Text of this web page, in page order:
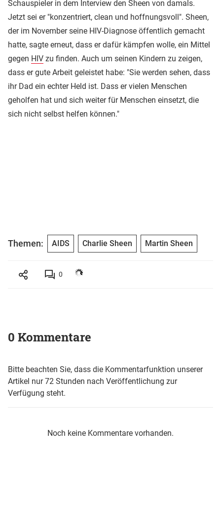
Schauspieler in dem Interview den Sheen von damals.
Jetzt sei er "konzentriert, clean und hoffnungsvoll". Sheen,
der im November seine HIV-Diagnose öffentlich gemacht
hatte, sagte erneut, dass er dafür kämpfen wolle, ein Mittel
gegen HIV zu finden. Auch um seinen Kindern zu zeigen,
dass er gute Arbeit geleistet habe: "Sie werden sehen, dass
ihr Dad ein echter Held ist. Dass er vielen Menschen
geholfen hat und sich weiter für Menschen einsetzt, die
sich nicht selbst helfen können."
Themen: AIDS Charlie Sheen Martin Sheen
0
0 Kommentare
Bitte beachten Sie, dass die Kommentarfunktion unserer
Artikel nur 72 Stunden nach Veröffentlichung zur
Verfügung steht.
Noch keine Kommentare vorhanden.